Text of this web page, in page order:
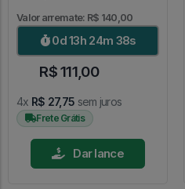
Valor arremate: R$ 140,00
0d 13h 24m 36s
R$ 111,00
4x R$ 27,75 sem juros
Frete Grátis
Dar lance